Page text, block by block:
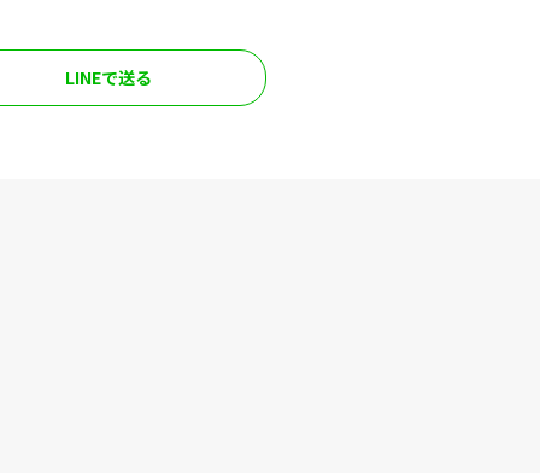
LINEで送る